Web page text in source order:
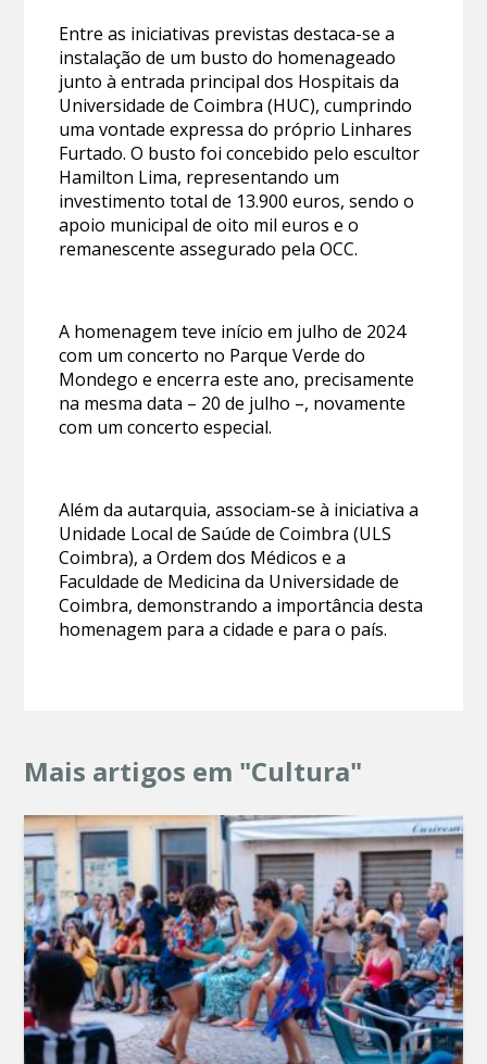
Entre as iniciativas previstas destaca-se a
instalação de um busto do homenageado
junto à entrada principal dos Hospitais da
Universidade de Coimbra (HUC), cumprindo
uma vontade expressa do próprio Linhares
Furtado. O busto foi concebido pelo escultor
Hamilton Lima, representando um
investimento total de 13.900 euros, sendo o
apoio municipal de oito mil euros e o
remanescente assegurado pela OCC.
A homenagem teve início em julho de 2024
com um concerto no Parque Verde do
Mondego e encerra este ano, precisamente
na mesma data – 20 de julho –, novamente
com um concerto especial.
Além da autarquia, associam-se à iniciativa a
Unidade Local de Saúde de Coimbra (ULS
Coimbra), a Ordem dos Médicos e a
Faculdade de Medicina da Universidade de
Coimbra, demonstrando a importância desta
homenagem para a cidade e para o país.
Mais artigos em "Cultura"